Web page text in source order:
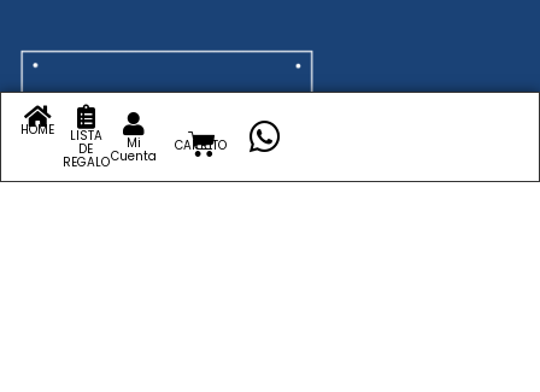
HOME LISTA
DE
REGALO
Mi
Cuenta
CARRITO